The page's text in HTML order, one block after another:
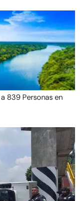
839 Personas en